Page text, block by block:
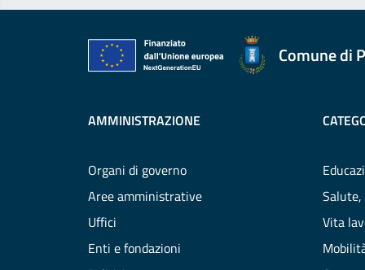
Comune di
AMMINISTRAZIONE
Organi di governo
Aree amministrative
Uffici
Enti e fondazioni
Salute,
Vita